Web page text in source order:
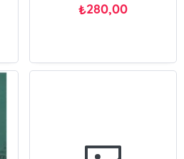
₺280,00